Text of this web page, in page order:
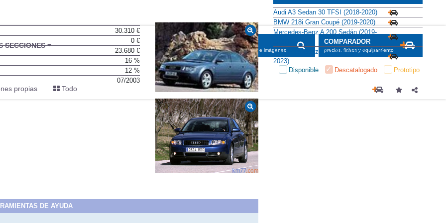
SECCIONES BUSCADOR
informaciones, fichas e imágenes
COMPARADOR
precios, fichas y equipamiento
30.310 €
0 €
23.680 €
16 %
12 %
DE AYUDA
Alternativas
Audi A3 Sedan 30 TFSI (2018-2020)
BMW 218i Gran Coupé (2019-2020)
Mercedes-Benz A 200 Sedán (2019-
2022)
Mercedes-Benz CLA 180 Coupé (2019-